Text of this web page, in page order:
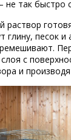
не так быстро
раствор
глину, песок и
с
и